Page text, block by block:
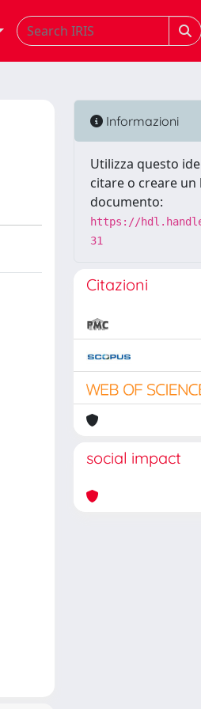
Informazioni
Utilizza questo
citare o creare un
documento:
https://
31
Citazioni
social impact